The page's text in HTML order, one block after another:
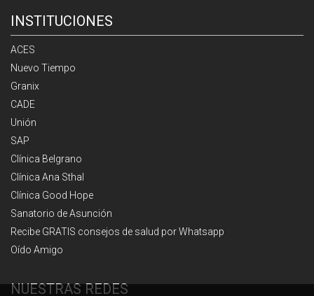
INSTITUCIONES
ACES
Nuevo Tiempo
Granix
CADE
Unión
SAP
Clínica Belgrano
Clínica Ana Sthal
Clínica Good Hope
Sanatorio de Asunción
Recibe GRATIS consejos de salud por Whatsapp
Oído Amigo
NUESTRAS REDES